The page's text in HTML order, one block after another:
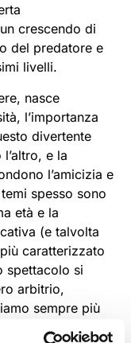
crescendo di
del predatore e
livelli.
nasce
l’importanza
divertente
e la
l’amicizia e
spesso sono
età e la
(e talvolta
caratterizzato
spettacolo si
arbitrio,
sempre più